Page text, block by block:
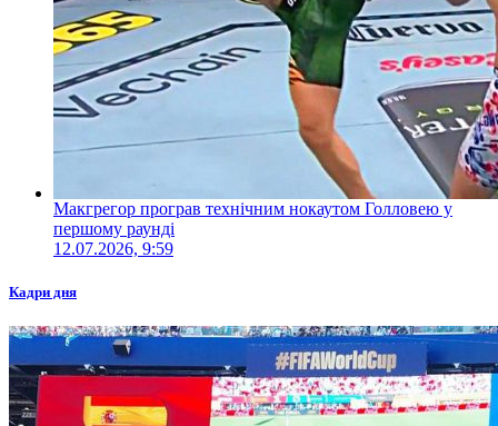
Макгрегор програв технічним нокаутом Голловею у
першому раунді
12.07.2026, 9:59
Кадри дня